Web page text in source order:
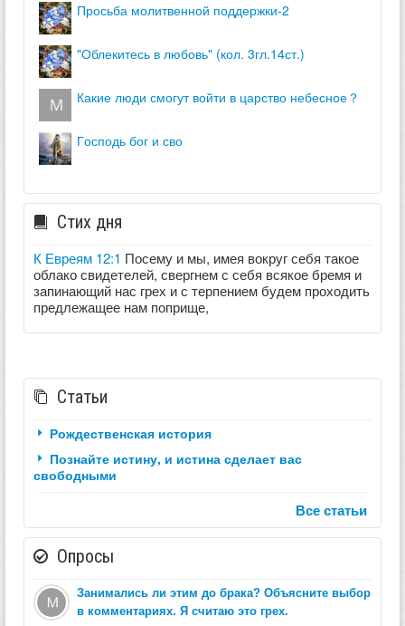
просьба молитвенной поддержки-2
"облекитесь в любовь" (кол. 3гл.14ст.)
какие люди смогут войти в царство небесное？
господь бог и сво
Стих дня
К Евреям 12:1 Посему и мы, имея вокруг себя такое
облако свидетелей, свергнем с себя всякое бремя и
запинающий нас грех и с терпением будем проходить
предлежащее нам поприще,
Статьи
Рождественская история
Познайте истину, и истина сделает вас
свободными
Все статьи
Опросы
Занимались ли этим до брака? Объясните выбор
в комментариях. Я считаю это грех.